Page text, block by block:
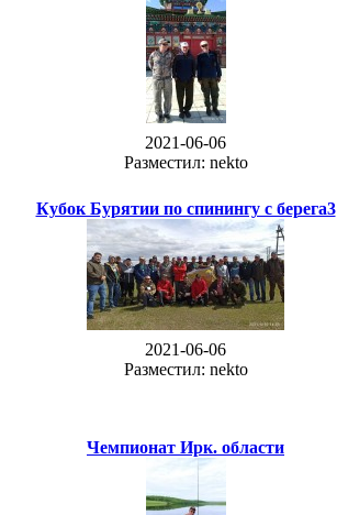
2021-06-06
Разместил: nekto
Кубок Бурятии по спинингу с берега3
2021-06-06
Разместил: nekto
Чемпионат Ирк. области